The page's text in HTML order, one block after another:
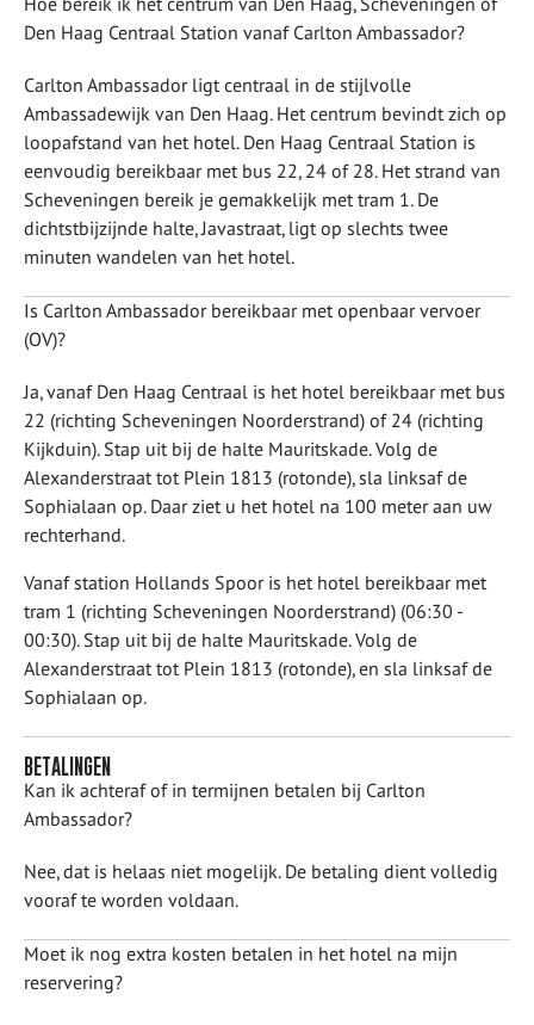
Den Haag Centraal Station vanaf Carlton Ambassador?
Carlton Ambassador ligt centraal in de stijlvolle
Ambassadewijk van Den Haag. Het centrum bevindt zich op
loopafstand van het hotel. Den Haag Centraal Station is
eenvoudig bereikbaar met bus 22, 24 of 28. Het strand van
Scheveningen bereik je gemakkelijk met tram 1. De
dichtstbijzijnde halte, Javastraat, ligt op slechts twee
minuten wandelen van het hotel.
Is Carlton Ambassador bereikbaar met openbaar vervoer
(OV)?
Ja, vanaf Den Haag Centraal is het hotel bereikbaar met bus
22 (richting Scheveningen Noorderstrand) of 24 (richting
Kijkduin). Stap uit bij de halte Mauritskade. Volg de
Alexanderstraat tot Plein 1813 (rotonde), sla linksaf de
Sophialaan op. Daar ziet u het hotel na 100 meter aan uw
rechterhand.
Vanaf station Hollands Spoor is het hotel bereikbaar met
tram 1 (richting Scheveningen Noorderstrand) (06:30 -
00:30). Stap uit bij de halte Mauritskade. Volg de
Alexanderstraat tot Plein 1813 (rotonde), en sla linksaf de
Sophialaan op.
BETALINGEN
Kan ik achteraf of in termijnen betalen bij Carlton
Ambassador?
Nee, dat is helaas niet mogelijk. De betaling dient volledig
vooraf te worden voldaan.
Moet ik nog extra kosten betalen in het hotel na mijn
reservering?